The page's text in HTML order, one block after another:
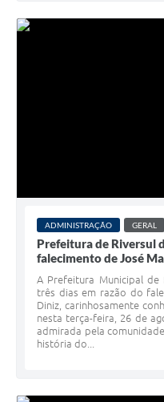
ADMINISTRAÇÃO GERAL
Prefeitura de Riversul
falecimento de José
A Prefeitura Municipal
três dias em razão do
Diniz, carinhosamente
nesta terça-feira, 26 de
admirada pela
história do...